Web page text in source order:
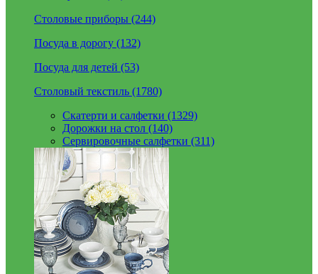
Столовые приборы (244)
Посуда в дорогу (132)
Посуда для детей (53)
Столовый текстиль (1780)
Скатерти и салфетки (1329)
Дорожки на стол (140)
Сервировочные салфетки (311)